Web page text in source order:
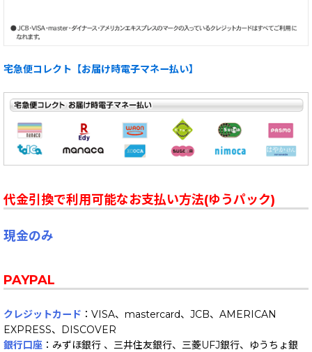
宅急便コレクト【お届け時電子マネー払い】
代金引換で利用可能なお支払い方法(ゆうパック)
現金のみ
PAYPAL
クレジットカード ：VISA、mastercard、JCB、AMERICAN
EXPRESS、DISCOVER
銀行口座 ：みずほ銀行 、三井住友銀行、三菱UFJ銀行、ゆうちょ銀